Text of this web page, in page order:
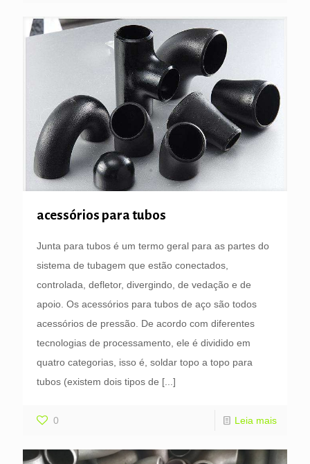
acessórios para tubos
Junta para tubos é um termo geral para as partes do
sistema de tubagem que estão conectados,
controlada, defletor, divergindo, de vedação e de
apoio. Os acessórios para tubos de aço são todos
acessórios de pressão. De acordo com diferentes
tecnologias de processamento, ele é dividido em
quatro categorias, isso é, soldar topo a topo para
tubos (existem dois tipos de [...]
0 Leia mais